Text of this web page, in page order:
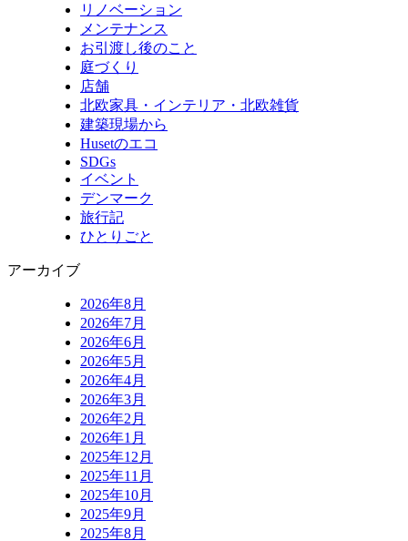
リノベーション
メンテナンス
お引渡し後のこと
庭づくり
店舗
北欧家具・インテリア・北欧雑貨
建築現場から
Husetのエコ
SDGs
イベント
デンマーク
旅行記
ひとりごと
アーカイブ
2026年8月
2026年7月
2026年6月
2026年5月
2026年4月
2026年3月
2026年2月
2026年1月
2025年12月
2025年11月
2025年10月
2025年9月
2025年8月